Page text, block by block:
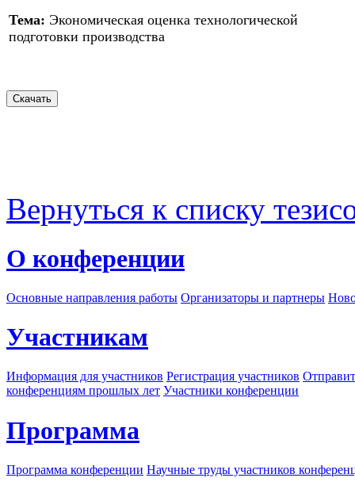
Тема: Экономическая оценка технологической
подготовки производства
Вернуться к списку
О конференции
Основные направления работы Организаторы и партнеры
Участникам
Информация для участников Регистрация участников
конференциям прошлых лет Участники конференции
Программа
Программа конференции Научные труды участников